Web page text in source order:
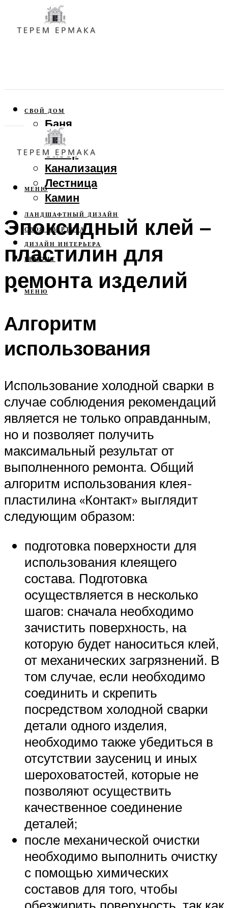
СВОЙ ДОМ
Баня
Веранда
Забор
Канализация
Лестница
Камин
ЛАНДШАФТНЫЙ ДИЗАЙН
СВОЯ КВАРТИРА
ДИЗАЙН ИНТЕРЬЕРА
РЕМОНТ
МЕНЮ
МЕНЮ
Эпоксидный клей –
пластилин для
ремонта изделий
Алгоритм
использования
Использование холодной сварки в
случае соблюдения рекомендаций
является не только оправданным,
но и позволяет получить
максимальный результат от
выполненного ремонта. Общий
алгоритм использования клея-
пластилина «Контакт» выглядит
следующим образом:
подготовка поверхности для
использования клеящего
состава. Подготовка
осуществляется в несколько
шагов: сначала необходимо
зачистить поверхность, на
которую будет наноситься клей,
от механических загрязнений. В
том случае, если необходимо
соединить и скрепить
посредством холодной сварки
детали одного изделия,
необходимо также убедиться в
отсутствии заусениц и иных
шероховатостей, которые не
позволяют осуществить
качественное соединение
деталей;
после механической очистки
необходимо выполнить очистку
с помощью химических
составов для того, чтобы